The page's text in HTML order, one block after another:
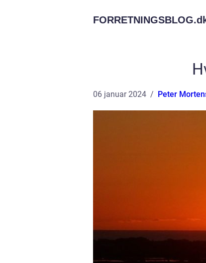
FORRETNINGSBLOG.
06 januar 2024 Peter